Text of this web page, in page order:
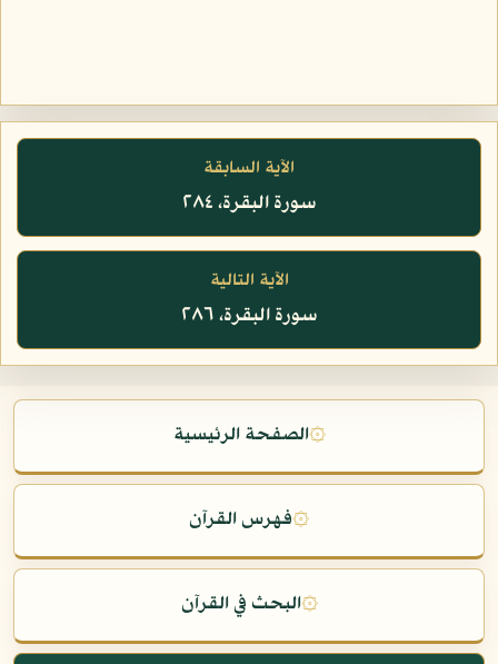
الآية السابقة
سورة البقرة، ٢٨٤
الآية التالية
سورة البقرة، ٢٨٦
۞الصفحة الرئيسية
۞فهرس القرآن
۞البحث في القرآن